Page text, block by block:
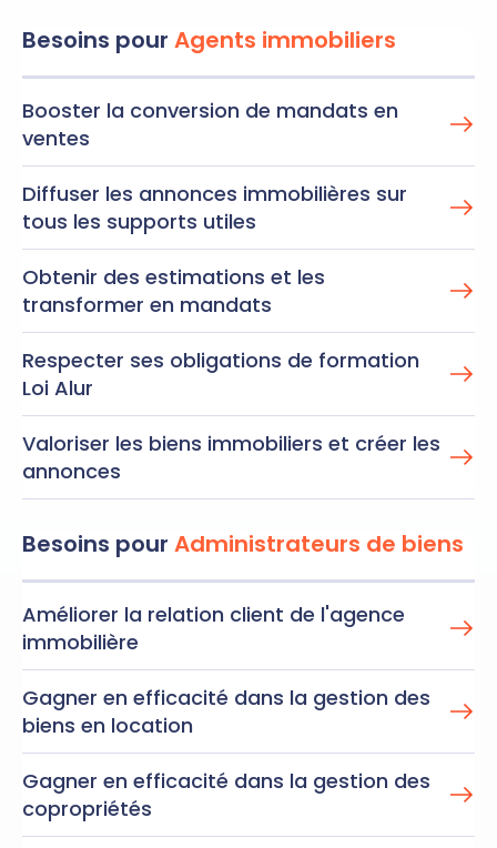
Besoins pour Agents immobiliers
Booster la conversion de mandats en
ventes
Diffuser les annonces immobilières sur
tous les supports utiles
Obtenir des estimations et les
transformer en mandats
Respecter ses obligations de formation
Loi Alur
Valoriser les biens immobiliers et créer les
annonces
Besoins pour Administrateurs de biens
Améliorer la relation client de l'agence
immobilière
Gagner en efficacité dans la gestion des
biens en location
Gagner en efficacité dans la gestion des
copropriétés